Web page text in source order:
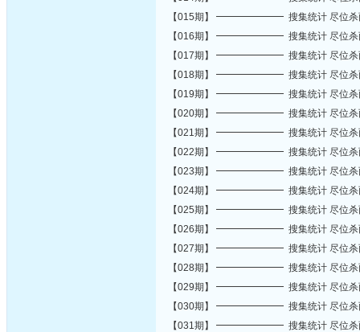
【015期】 ━━━━━━━ 搜集统计 尽
【016期】 ━━━━━━━ 搜集统计 尽
【017期】 ━━━━━━━ 搜集统计 尽
【018期】 ━━━━━━━ 搜集统计 尽
【019期】 ━━━━━━━ 搜集统计 尽
【020期】 ━━━━━━━ 搜集统计 尽
【021期】 ━━━━━━━ 搜集统计 尽
【022期】 ━━━━━━━ 搜集统计 尽
【023期】 ━━━━━━━ 搜集统计 尽
【024期】 ━━━━━━━ 搜集统计 尽
【025期】 ━━━━━━━ 搜集统计 尽
【026期】 ━━━━━━━ 搜集统计 尽
【027期】 ━━━━━━━ 搜集统计 尽
【028期】 ━━━━━━━ 搜集统计 尽
【029期】 ━━━━━━━ 搜集统计 尽
【030期】 ━━━━━━━ 搜集统计 尽
【031期】 ━━━━━━━ 搜集统计 尽